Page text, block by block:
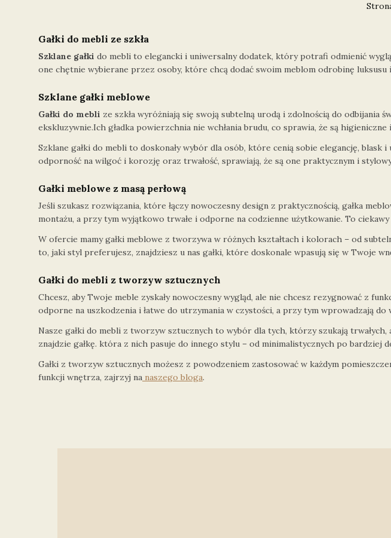
Gałki do mebli ze szkła
Szklane gałki do mebli to elegancki i uniwersalny dodatek, który potrafi odmienić
one chętnie wybierane przez osoby, które chcą dodać swoim meblom odrobinę luksusu
Szklane gałki meblowe
Gałki do mebli ze szkła wyróżniają się swoją subtelną urodą i zdolnością do odbijania
ekskluzywnie.Ich gładka powierzchnia nie wchłania brudu, co sprawia, że są
Szklane gałki do mebli to doskonały wybór dla osób, które cenią sobie elegancję,
odporność na wilgoć i korozję oraz trwałość, sprawiają, że są one praktycznym i
Gałki meblowe z masą perłową
Jeśli szukasz rozwiązania, które łączy nowoczesny design z praktycznością, gałka
montażu, a przy tym wyjątkowo trwałe i odporne na codzienne użytkowanie. To
W ofercie mamy gałki meblowe z tworzywa w różnych kształtach i kolorach – od
to, jaki styl preferujesz, znajdziesz u nas gałki, które doskonale wpasują się w Twoje
Gałki do mebli z tworzyw sztucznych
Chcesz, aby Twoje meble zyskały nowoczesny wygląd, ale nie chcesz rezygnować z
odporne na uszkodzenia i łatwe do utrzymania w czystości, a przy tym wprowadzają do
Nasze gałki do mebli z tworzyw sztucznych to wybór dla tych, którzy szukają
znajdzie gałkę. która z nich pasuje do innego stylu – od minimalistycznych po bardziej
Gałki z tworzyw sztucznych możesz z powodzeniem zastosować w każdym
funkcji wnętrza, zajrzyj na naszego bloga.